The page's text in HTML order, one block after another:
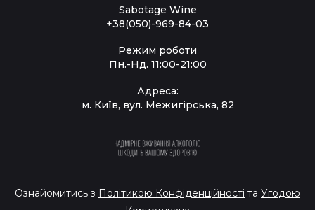
Sabotage Wine
+38(050)-969-84-03
Режим роботи
Пн.-Нд. 11:00-21:00
Адреса:
м. Київ, вул. Межигірська, 82
Ознайомитись з Політикою Конфіденційності та Угодою